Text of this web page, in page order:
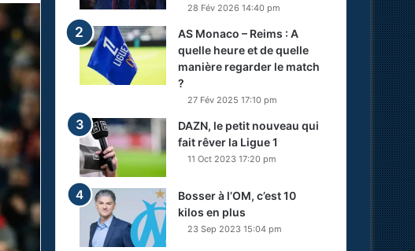
28 Fév 2026 14:40 pm
AS Monaco – Reims : A
quelle heure et de quelle
manière regarder le match
?
27 Fév 2025 17:10 pm
DAZN, le petit nouveau qui
fait rêver la Ligue 1
11 Oct 2023 17:20 pm
Bosser à l’OM, c’est 10
kilos en plus
23 Sep 2023 15:04 pm